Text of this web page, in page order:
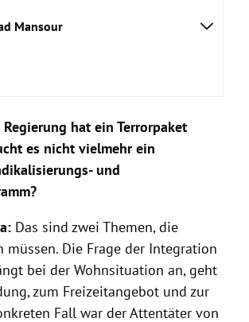
Mansour
hat ein Terrorpaket
es nicht vielmehr ein
und
Das sind zwei Themen, die
müssen. Die Frage der Integration
bei der Wohnsituation an, geht
zum Freizeitangebot und zur
Fall war der Attentäter von